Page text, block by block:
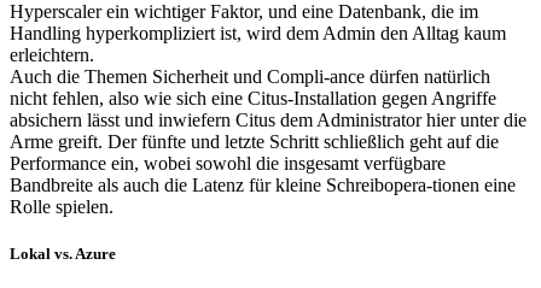
Hyperscaler ein wichtiger Faktor, und eine Datenbank, die im
Handling hyperkompliziert ist, wird dem Admin den Alltag kaum
erleichtern.
Auch die Themen Sicherheit und Compli-ance dürfen natürlich
nicht fehlen, also wie sich eine Citus-Installation gegen Angriffe
absichern lässt und inwiefern Citus dem Administrator hier unter die
Arme greift. Der fünfte und letzte Schritt schließlich geht auf die
Performance ein, wobei sowohl die insgesamt verfügbare
Bandbreite als auch die Latenz für kleine Schreibopera-tionen eine
Rolle spielen.
Lokal vs. Azure